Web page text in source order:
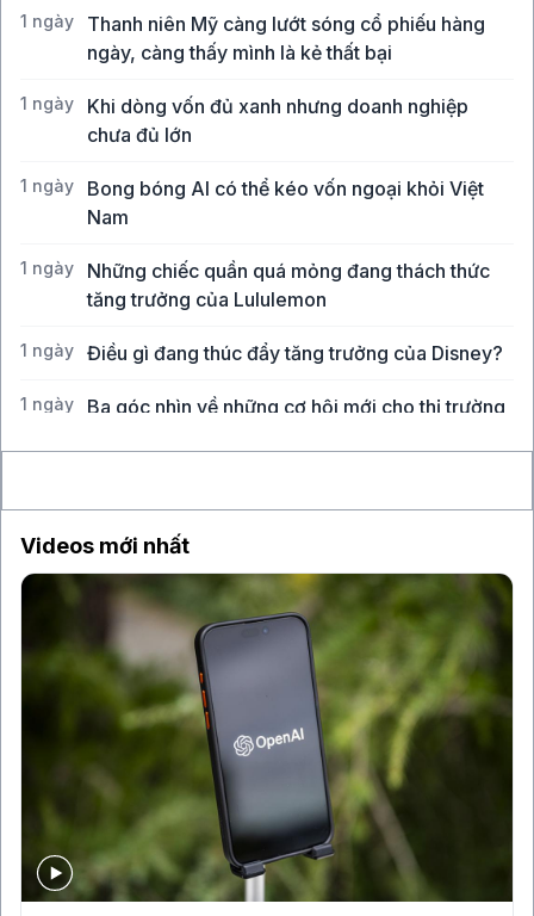
1 ngày
Thanh niên Mỹ càng lướt sóng cổ phiếu hàng
ngày, càng thấy mình là kẻ thất bại
1 ngày
Khi dòng vốn đủ xanh nhưng doanh nghiệp
chưa đủ lớn
1 ngày
Bong bóng AI có thể kéo vốn ngoại khỏi Việt
Nam
1 ngày
Những chiếc quần quá mỏng đang thách thức
tăng trưởng của Lululemon
1 ngày Điều gì đang thúc đẩy tăng trưởng của Disney?
1 ngày
Ba góc nhìn về những cơ hội mới cho thị trường
Videos mới nhất